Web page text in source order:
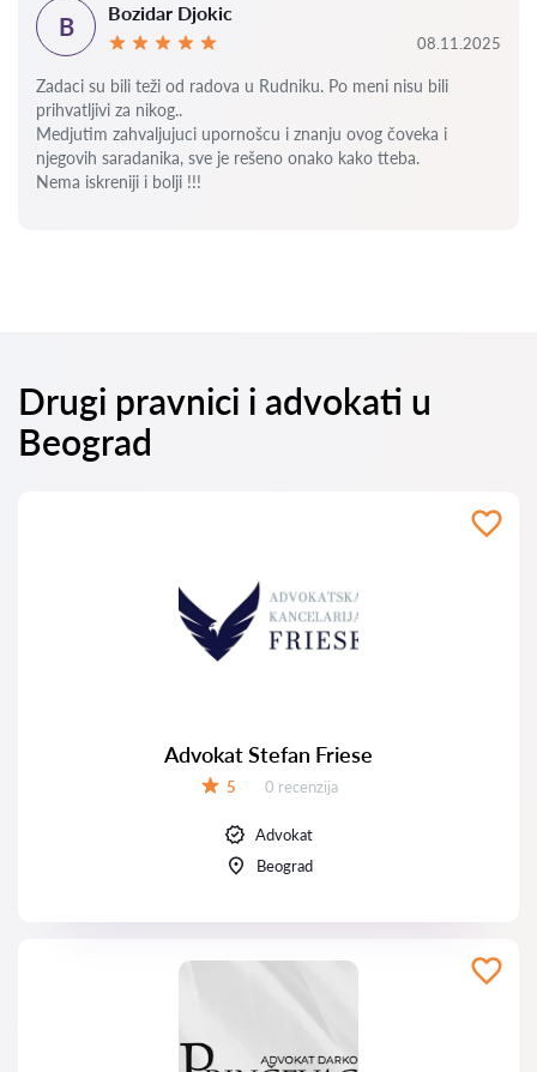
B Bozidar Djokic
08.11.2025
Zadaci su bili teži od radova u Rudniku. Po meni nisu bili
prihvatljivi za nikog..
Medjutim zahvaljujuci upornošcu i znanju ovog čoveka i
njegovih saradanika, sve je rešeno onako kako tteba.
Nema iskreniji i bolji !!!
Drugi pravnici i advokati u
Beograd
Advokat Stefan Friese
5 Recenzija:
0 recenzija
Advokat
Beograd